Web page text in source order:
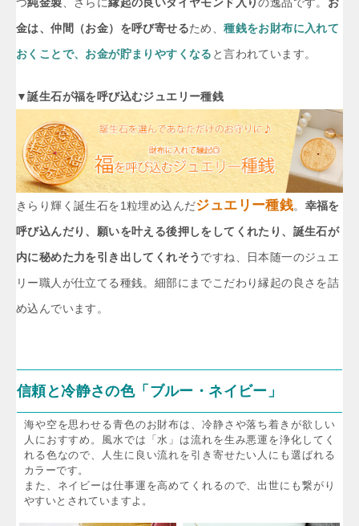
金は、仲間（お金）を呼び寄せるため、種銭をお財布に入れて
おくことで、お金が貯まりやすくなる と言われています。
▼誕生石が福を呼び込むジュエリー種銭
きらり輝く誕生石を1粒埋め込んだジュエリー種銭。 幸福を
呼び込んだり、願いを叶える後押しをしてくれたり、誕生石が
内に秘めた力を引き出してくれそう ですね、日本随一のジュエ
リー職人が仕立てる種銭。細部にまでこだわり縁起の良さを詰
め込んでいます。
信頼と冷静さの色「ブルー・ネイビー」
海や空を思わせる青色のお財布は、冷静さや落ち着きが欲しい
人におすすめ。風水では「水」は流れを生み悪運を浄化してく
れる色なので、人生に良い流れを引き寄せたい人にも選ばれる
カラーです。
また、ネイビーは仕事運を高めてくれるので、出世にも繋がり
やすいとされていますよ。